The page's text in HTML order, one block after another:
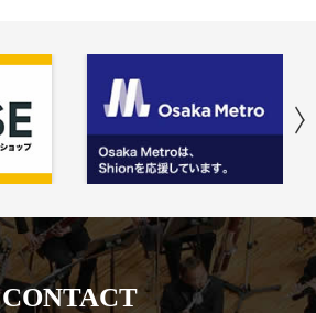
CONTACT